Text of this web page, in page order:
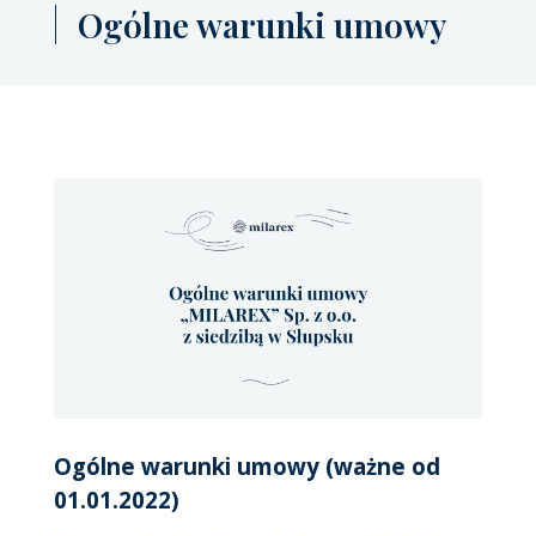
Ogólne warunki umowy
Ogólne warunki umowy (ważne od
01.01.2022)